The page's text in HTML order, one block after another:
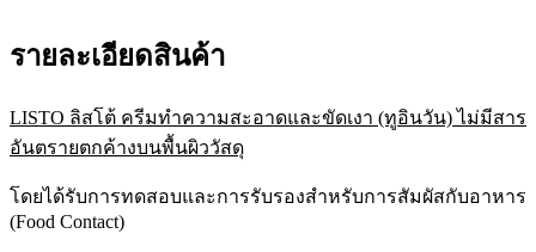
รายละเอียดสินค้า
LISTO ลิสโต้ ครีมทำความสะอาดและขัดเงา (ทูอินวัน) ไม่มีสาร
อันตรายตกค้างบนพื้นผิววัสดุ
โดยได้รับการทดสอบและการรับรองสำหรับการสัมผัสกับอาหาร
(Food Contact)